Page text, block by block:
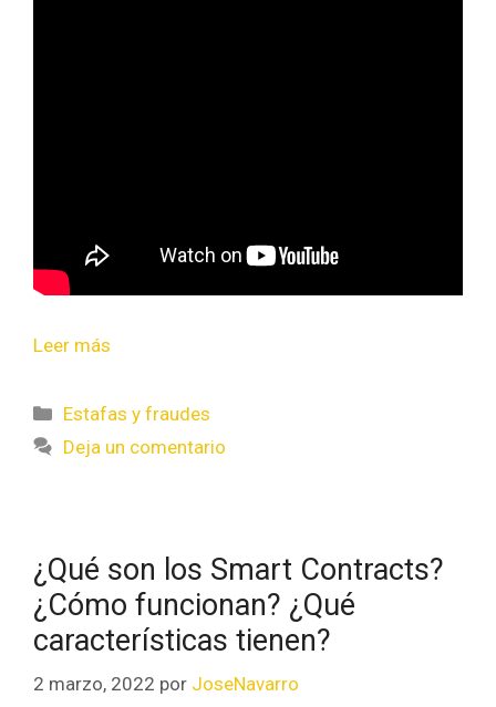
Leer más
Estafas y fraudes
Deja un comentario
¿Qué son los Smart Contracts?
¿Cómo funcionan? ¿Qué
características tienen?
2 marzo, 2022 por JoseNavarro